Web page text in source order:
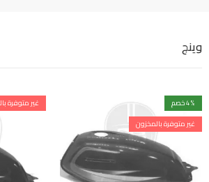
وينج
4% خصم
غير متوفرة بالمخزون
غير متوفرة